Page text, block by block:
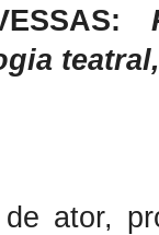
ator,